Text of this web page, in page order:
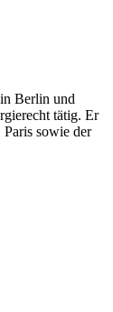
Berlin und
tätig. Er
Paris sowie der